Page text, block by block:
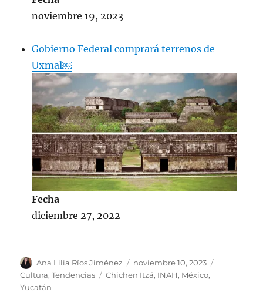
noviembre 19, 2023
Gobierno Federal comprará terrenos de
Uxmal￼
Fecha
diciembre 27, 2022
A
u
t
Ana Lilia Ríos Jiménez
P
u
noviembre 10, 2023
Cultura,Tendencias
E
Chichen Itzá, INAH, México,
Yucatán